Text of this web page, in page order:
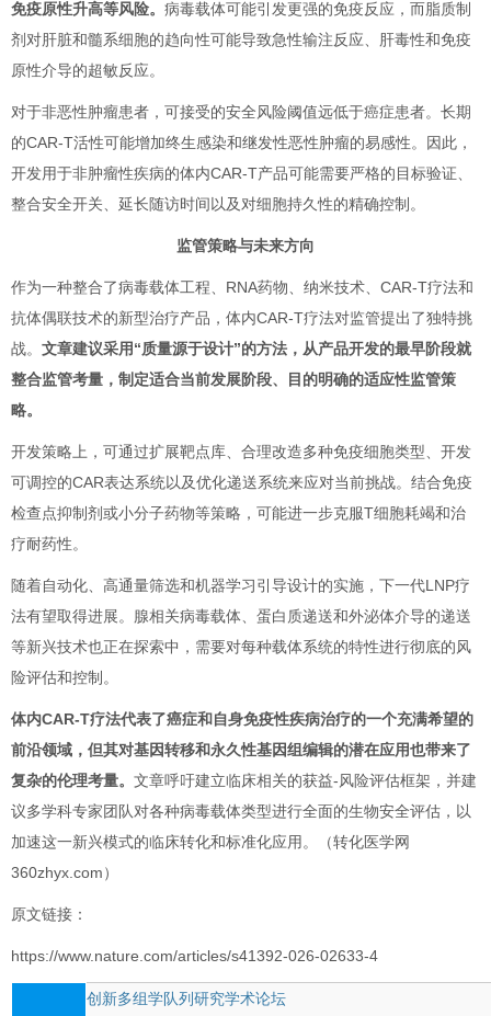
免疫原性升高等风险。 病毒载体可能引发更强的免疫反应，而脂质制
剂对肝脏和髓系细胞的趋向性可能导致急性输注反应、肝毒性和免疫
原性介导的超敏反应。
对于非恶性肿瘤患者，可接受的安全风险阈值远低于癌症患者。长期
的CAR-T活性可能增加终生感染和继发性恶性肿瘤的易感性。因此，
开发用于非肿瘤性疾病的体内CAR-T产品可能需要严格的目标验证、
整合安全开关、延长随访时间以及对细胞持久性的精确控制。
监管策略与未来方向
作为一种整合了病毒载体工程、RNA药物、纳米技术、CAR-T疗法和
抗体偶联技术的新型治疗产品，体内CAR-T疗法对监管提出了独特挑
战。 文章建议采用“质量源于设计”的方法，从产品开发的最早阶段就
整合监管考量，制定适合当前发展阶段、目的明确的适应性监管策
略。
开发策略上，可通过扩展靶点库、合理改造多种免疫细胞类型、开发
可调控的CAR表达系统以及优化递送系统来应对当前挑战。结合免疫
检查点抑制剂或小分子药物等策略，可能进一步克服T细胞耗竭和治
疗耐药性。
随着自动化、高通量筛选和机器学习引导设计的实施，下一代LNP疗
法有望取得进展。腺相关病毒载体、蛋白质递送和外泌体介导的递送
等新兴技术也正在探索中，需要对每种载体系统的特性进行彻底的风
险评估和控制。
体内CAR-T疗法代表了癌症和自身免疫性疾病治疗的一个充满希望的
前沿领域，但其对基因转移和永久性基因组编辑的潜在应用也带来了
复杂的伦理考量。 文章呼吁建立临床相关的获益-风险评估框架，并建
议多学科专家团队对各种病毒载体类型进行全面的生物安全评估，以
加速这一新兴模式的临床转化和标准化应用。（转化医学网
360zhyx.com）
原文链接：
https://www.nature.com/articles/s41392-026-02633-4
创新多组学队列研究学术论坛